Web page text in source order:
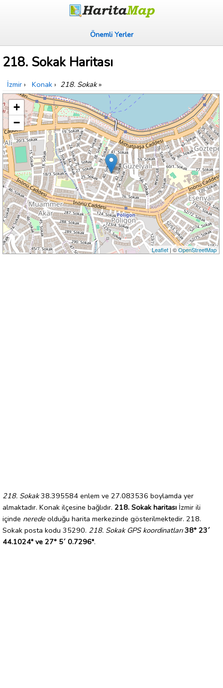
Önemli Yerler
218. Sokak Haritası
İzmir › Konak › 218. Sokak»
+
−
Leaflet| ©OpenStreetMap
218. Sokak38.395584 enlem ve 27.083536 boylamda yer
almaktadır. Konak ilçesine bağlıdır. 218. Sokak haritası İzmir ili
içinde nerede olduğu harita merkezinde gösterilmektedir. 218.
Sokak posta kodu 35290. 218. Sokak GPS koordinatları 38° 23´
44.1024" ve 27° 5´ 0.7296".